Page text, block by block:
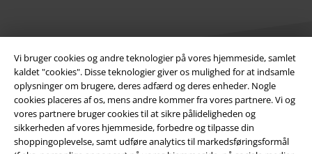
Vi bruger cookies og andre teknologier på vores hjemmeside, samlet
kaldet "cookies". Disse teknologier giver os mulighed for at indsamle
oplysninger om brugere, deres adfærd og deres enheder. Nogle
cookies placeres af os, mens andre kommer fra vores partnere. Vi og
vores partnere bruger cookies til at sikre pålideligheden og
sikkerheden af ​​vores hjemmeside, forbedre og tilpasse din
shoppingoplevelse, samt udføre analytics til markedsføringsformål
Juridisk
Salgs-, medlems- & leveringsbetingelser